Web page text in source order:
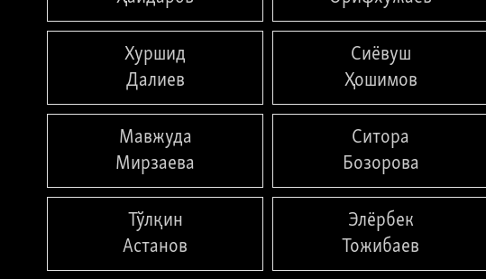
Хуршид
Далиев
Сиёвуш
Ҳошимов
Мавжуда
Мирзаева
Ситора
Бозорова
Тўлқин
Астанов
Элёрбек
Тожибаев